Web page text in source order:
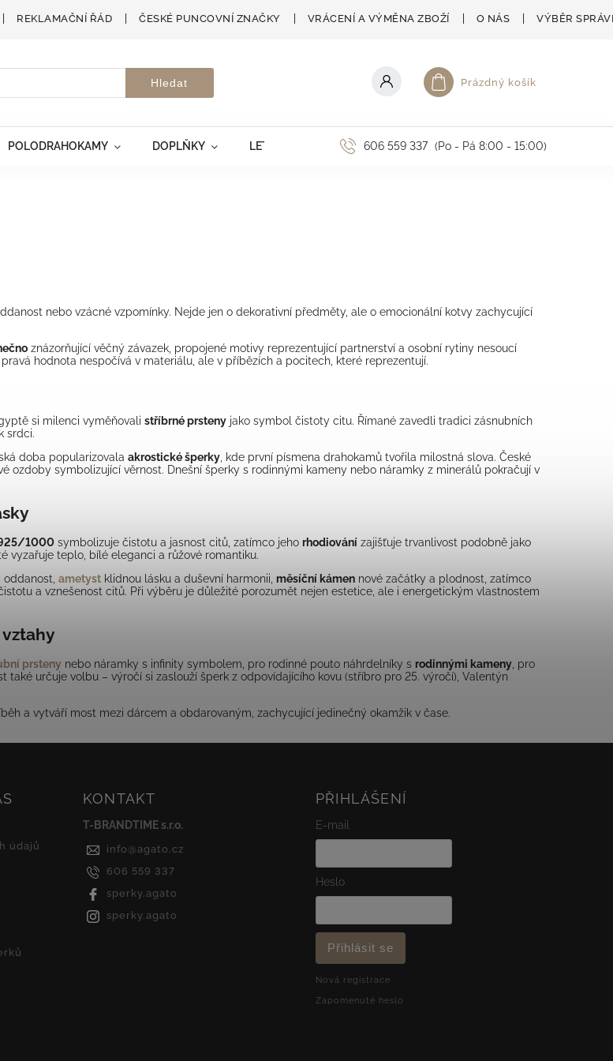
REKLAMAČNÍ ŘÁD ČESKÉ PUNCOVNÍ ZNAČKY VRÁCENÍ A VÝMĚNA ZBOŽÍ O NÁS VÝBĚR
Hledat Nákupní košík
Prázdný košík
POLODRAHOKAMY DOPLŇKY LETNÍ AKCE 606 559 337 (Po - Pá 8:00 - 15:00)
nebo vzácné vzpomínky. Nejde jen o dekorativní předměty, ale o emocionální kotvy zachycující
znázorňující věčný závazek, propojené motivy reprezentující partnerství a osobní rytiny nesoucí
hodnota nespočívá v materiálu, ale v příbězích a pocitech, které reprezentují.
si milenci vyměňovali stříbrné prsteny jako symbol čistoty citu. Římané zavedli tradici zásnubních
srdci.
doba popularizovala akrostické šperky, kde první písmena drahokamů tvořila milostná slova. České
ozdoby symbolizující věrnost. Dnešní šperky s rodinnými kameny nebo náramky z minerálů pokračují v
1000 symbolizuje čistotu a jasnost citů, zatímco jeho rhodiování zajišťuje trvanlivost podobně jako
vyzařuje teplo, bílé eleganci a růžové romantiku.
ametyst klidnou lásku a duševní harmonii, měsíční kámen nové začátky a plodnost, zatímco
a vznešenost citů. Při výběru je důležité porozumět nejen estetice, ale i energetickým vlastnostem
prsteny nebo náramky s infinity symbolem, pro rodinné pouto náhrdelníky s rodinnými kameny , pro
určuje volbu – výročí si zaslouží šperk z odpovídajícího kovu (stříbro pro 25. výročí), Valentýn
a vytváří most mezi dárcem a obdarovaným, zachycující jedinečný okamžik v čase.
údajů
KONTAKT
T-BRANDTIME s.r.o.
info @agato.cz
606 559 337
sperky.agato
sperky.agato
PŘIHLÁŠENÍ
E-mail
Heslo
Přihlásit se
Nová registrace
Zapomenuté heslo